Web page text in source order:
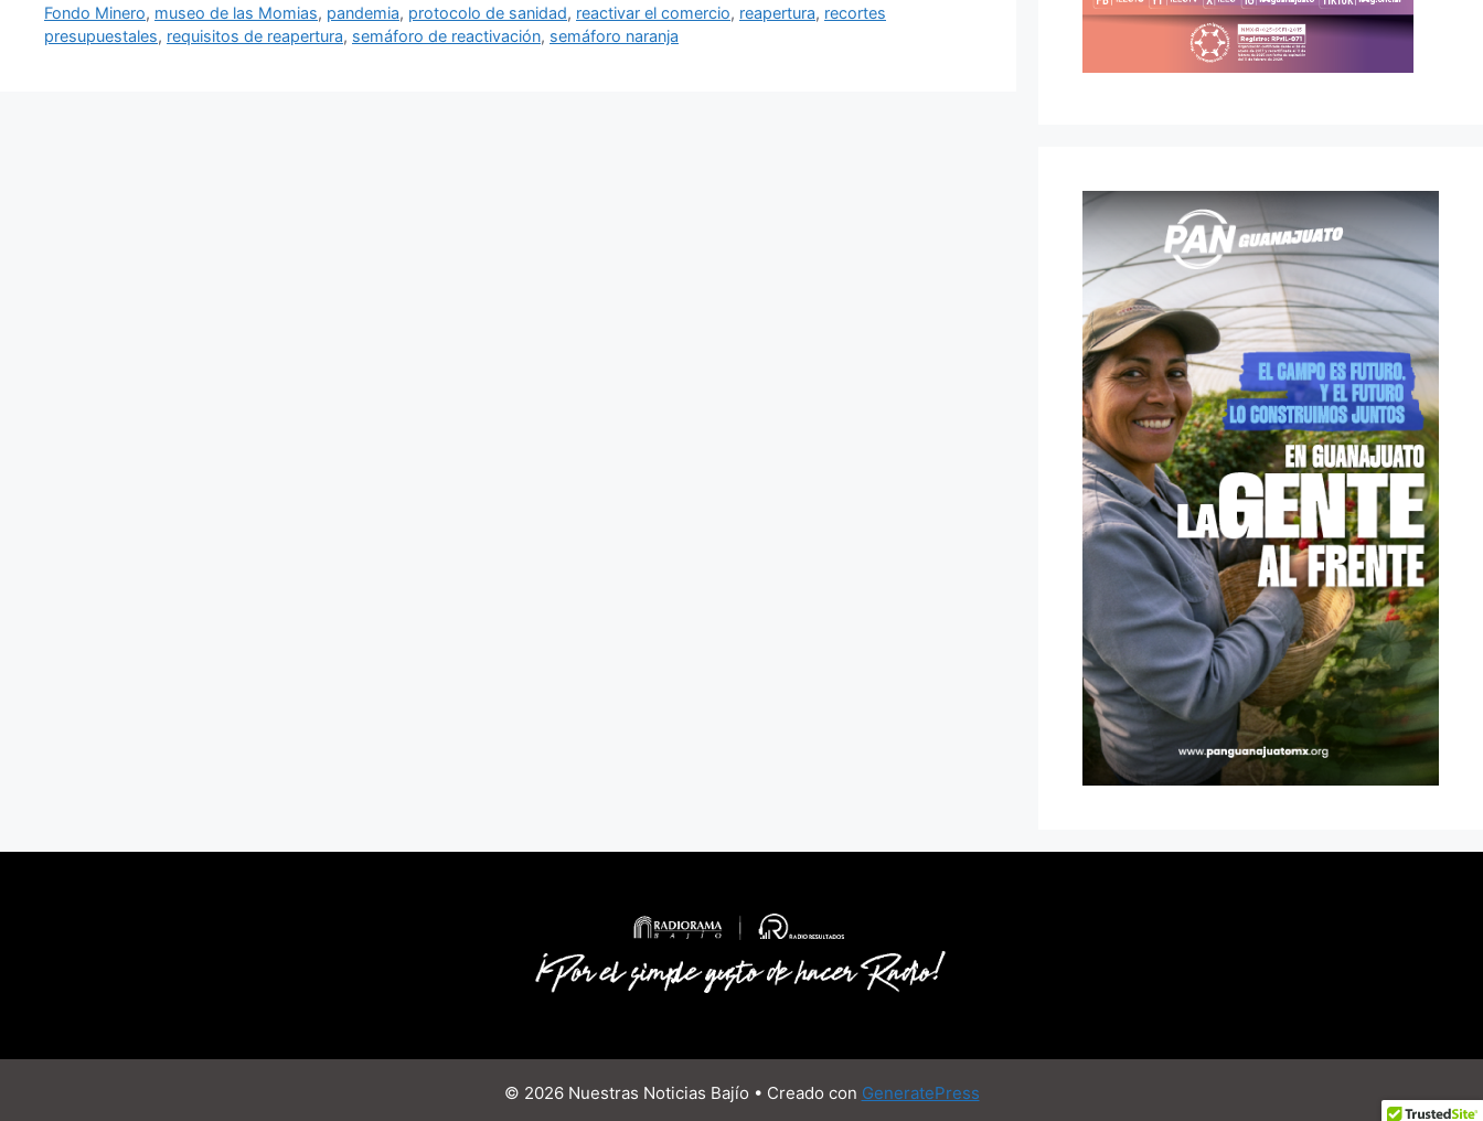
Fondo Minero, museo de las Momias, pandemia, protocolo de sanidad, reactivar el comercio, reapertura, recortes
presupuestales, requisitos de reapertura, semáforo de reactivación, semáforo naranja
© 2026 Nuestras Noticias Bajío • Creado con GeneratePress